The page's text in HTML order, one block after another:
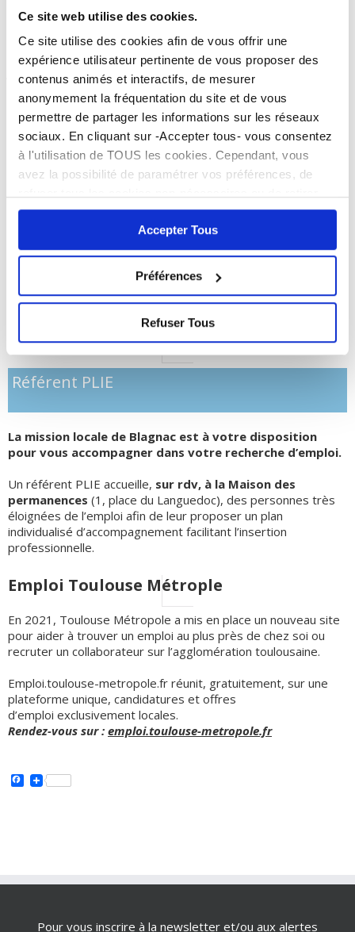
Ce site web utilise des cookies.
Ce site utilise des cookies afin de vous offrir une
expérience utilisateur pertinente de vous proposer des
contenus animés et interactifs, de mesurer
anonymement la fréquentation du site et de vous
permettre de partager les informations sur les réseaux
sociaux. En cliquant sur -Accepter tous- vous consentez
à l'utilisation de TOUS les cookies. Cependant, vous
avez la possibilité de paramétrer vos préférences, de
entièrement votre consentement. Attention, le fait de ne
pas accepter tous les cookies peut bloquer certaines
fonctionnalités du site.> Lire notre Politique de
Accepter Tous
Préférences
Refuser Tous
accompagné dans votre construction professionnelle, vous
pouvez prendre contact au :
05 62 13 43 93 / 05 62 13 43 71
ccas@cornebarrieu.fr
f.sanchette@cornebarrieu.fr
Les jeunes de 16 à 25 ans
Mission locale
La mission locale de Blagnac est à votre disposition
pour vous accompagner dans votre recherche d’emploi.
Mission locale
21 avenue d’Andromède
Tél. 05 61 71 02 70
Plan local d’insertion
Référent PLIE
La mission locale de Blagnac est à votre disposition
pour vous accompagner dans votre recherche d’emploi.
Un référent PLIE accueille, sur rdv, à la Maison des
permanences (1, place du Languedoc), des personnes très
éloignées de l’emploi afin de leur proposer un plan
individualisé d’accompagnement facilitant l’insertion
professionnelle.
Emploi Toulouse Métrople
En 2021, Toulouse Métropole a mis en place un nouveau site
pour aider à trouver un emploi au plus près de chez soi ou
recruter un collaborateur sur l’agglomération toulousaine.
Emploi.toulouse-metropole.fr réunit, gratuitement, sur une
plateforme unique, candidatures et offres
d’emploi exclusivement locales.
Rendez-vous sur : emploi.toulouse-metropole.fr
Facebook
Pour vous inscrire à la newsletter et/ou aux alertes